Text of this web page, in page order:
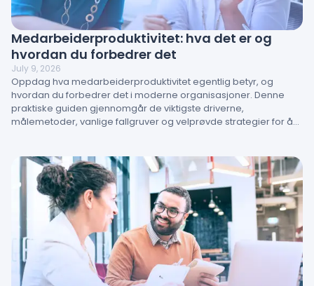
Medarbeiderproduktivitet: hva det er og
hvordan du forbedrer det
July 9, 2026
Oppdag hva medarbeiderproduktivitet egentlig betyr, og
hvordan du forbedrer det i moderne organisasjoner. Denne
praktiske guiden gjennomgår de viktigste driverne,
målemetoder, vanlige fallgruver og velprøvde strategier for å
team kan omsette innsikt til handling.